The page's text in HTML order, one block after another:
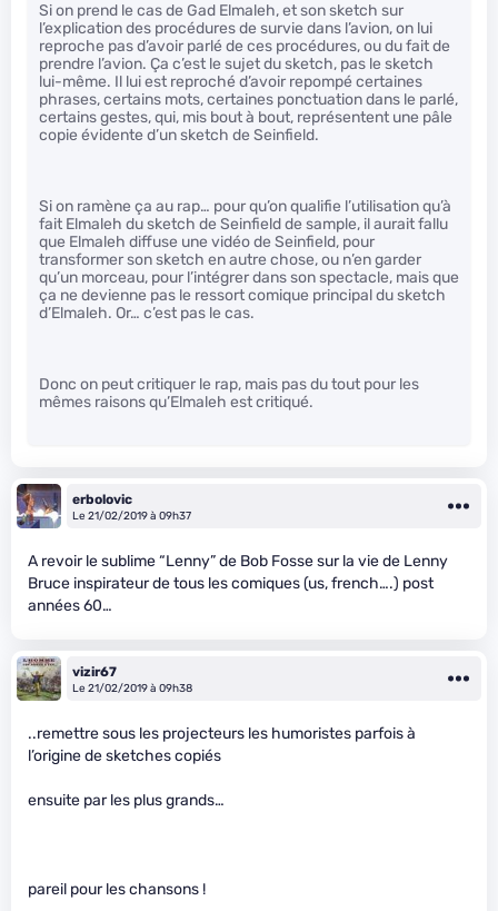
Si on prend le cas de Gad Elmaleh, et son sketch sur
l’explication des procédures de survie dans l’avion, on lui
reproche pas d’avoir parlé de ces procédures, ou du fait de
prendre l’avion. Ça c’est le sujet du sketch, pas le sketch
lui-même. Il lui est reproché d’avoir repompé certaines
phrases, certains mots, certaines ponctuation dans le parlé,
certains gestes, qui, mis bout à bout, représentent une pâle
copie évidente d’un sketch de Seinfield.
Si on ramène ça au rap… pour qu’on qualifie l’utilisation qu’à
fait Elmaleh du sketch de Seinfield de sample, il aurait fallu
que Elmaleh diffuse une vidéo de Seinfield, pour
transformer son sketch en autre chose, ou n’en garder
qu’un morceau, pour l’intégrer dans son spectacle, mais que
ça ne devienne pas le ressort comique principal du sketch
d’Elmaleh. Or… c’est pas le cas.
Donc on peut critiquer le rap, mais pas du tout pour les
mêmes raisons qu’Elmaleh est critiqué.
erbolovic
Le 21/02/2019 à 09h37
A revoir le sublime “Lenny” de Bob Fosse sur la vie de Lenny
Bruce inspirateur de tous les comiques (us, french….) post
années 60…
vizir67
Le 21/02/2019 à 09h38
..remettre sous les projecteurs les humoristes parfois à
l’origine de sketches copiés
ensuite par les plus grands…
pareil pour les chansons !